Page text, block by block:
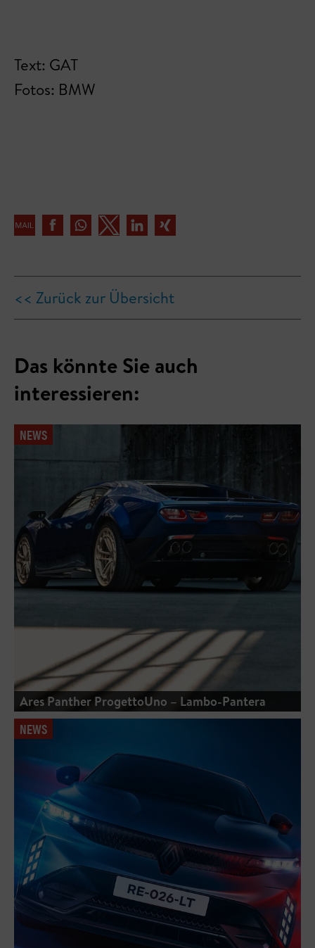
Text: GAT
Fotos: BMW
<< Zurück zur Übersicht
Das könnte Sie auch
interessieren:
NEWS
Ares Panther ProgettoUno – Lambo-Pantera
NEWS